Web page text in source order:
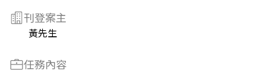
刊登案主
黃先生
任務內容